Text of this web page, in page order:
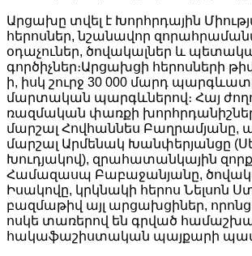
Արցախը տվել է Խորհրդային
հերոսներ, նշանավոր
օդաչուներ, ծովակալներ և
գործիչներ։Արցախցի հերոսների
ի, իսկ շուրջ 30 000 մարդ
մարտական պարգևներով։ Հայ
ռազմական փառքի
մարշալ Հովհաննես Բաղրամյանը,
մարշալ Արմենակ Խանփերյանցը
Խուդյակով), զրահատանկային
Համազասպ Բաբաջանյանը,
Իսակովը, կրկնակի հերոս Նելսոն
բազմաթիվ այլ արցախցիներ, որոնց
ոսկե տառերով են գրված
հակաֆաշիստական պայքարի